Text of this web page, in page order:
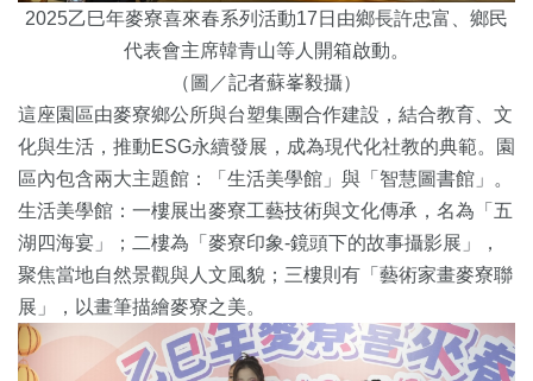
2025乙巳年麥寮喜來春系列活動17日由鄉長許忠富、鄉民
代表會主席韓青山等人開箱啟動。
（圖／記者蘇峯毅攝）
這座園區由麥寮鄉公所與台塑集團合作建設，結合教育、文
化與生活，推動ESG永續發展，成為現代化社教的典範。園
區內包含兩大主題館：「生活美學館」與「智慧圖書館」。
生活美學館：一樓展出麥寮工藝技術與文化傳承，名為「五
湖四海宴」；二樓為「麥寮印象-鏡頭下的故事攝影展」，
聚焦當地自然景觀與人文風貌；三樓則有「藝術家畫麥寮聯
展」，以畫筆描繪麥寮之美。